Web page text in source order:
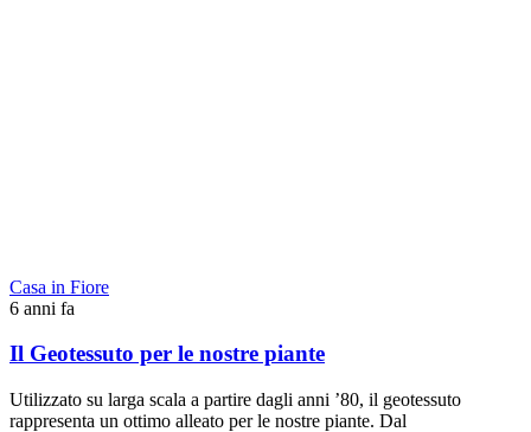
Casa in Fiore
6 anni fa
Il Geotessuto per le nostre piante
Utilizzato su larga scala a partire dagli anni ’80, il geotessuto
rappresenta un ottimo alleato per le nostre piante. Dal